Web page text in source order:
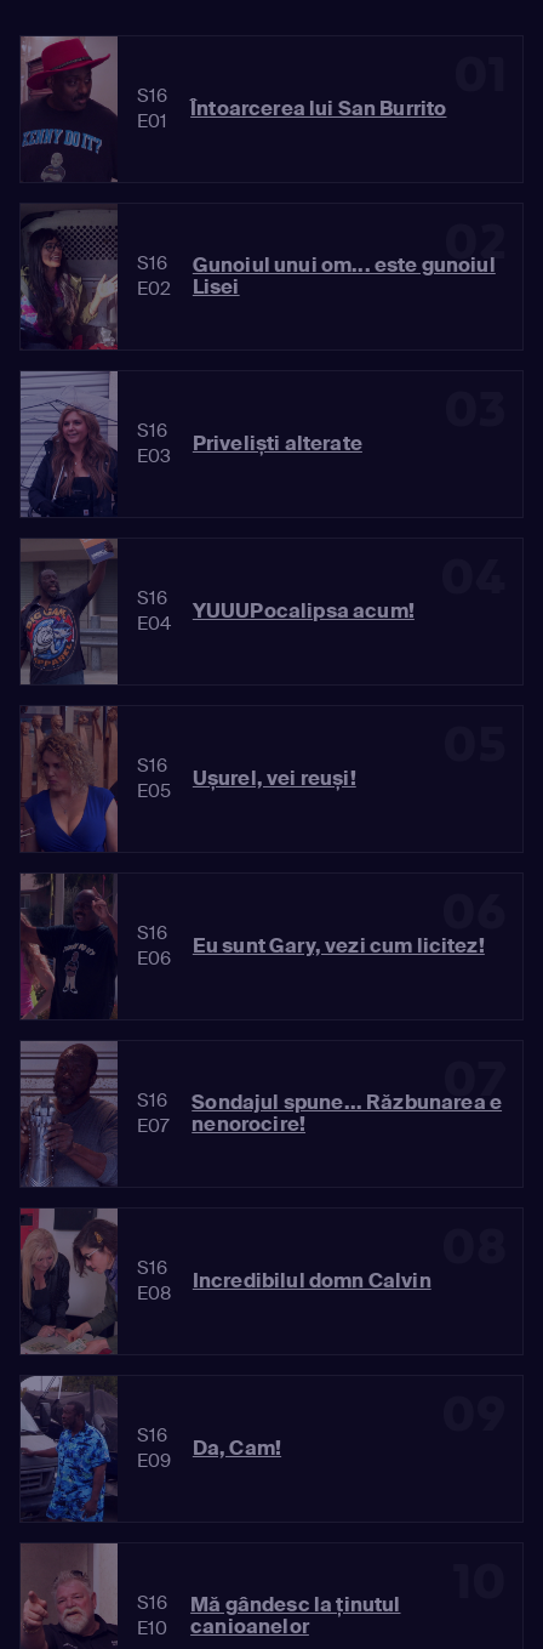
S16
E01
Întoarcerea lui San Burrito
02
S16
E02
Gunoiul unui om... este gunoiul
Lisei
S16
E03
Priveliști alterate
S16
E04
YUUUPocalipsa acum!
S16
E05
Ușurel, vei reuși!
S16
E06
Eu sunt Gary, vezi cum licitez!
S16
E07
Sondajul spune... Răzbunarea e
nenorocire!
S16
E08
Incredibilul domn Calvin
S16
E09
Da, Cam!
S16
E10
Mă gândesc la ținutul
canioanelor